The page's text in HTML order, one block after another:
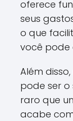
oferece
seus
o que
você pode
Além
pode ser o
raro que
acabe